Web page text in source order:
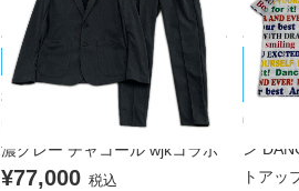
muta MARINE/ムータマリン
未使用品 メンズ ムータマリン
muta MARINE セットアップ S
濃グレー チャコール wjkコラボ
¥77,000 税込
ィズド
中古 メ
ン
トアッ